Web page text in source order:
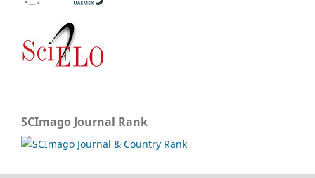
SCImago Journal Rank